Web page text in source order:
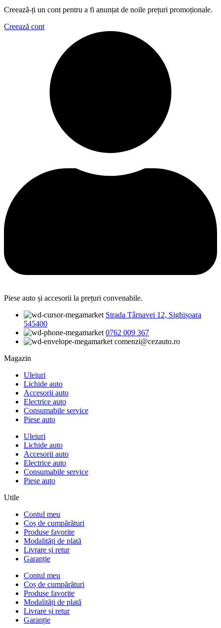
Creează-ți un cont pentru a fi anunțat de noile prețuri promoționale.
Creează cont
Piese auto și accesorii la prețuri convenabile.
Strada Târnavei 12, Sighișoara
545400
0762 009 367
comenzi@cezauto.ro
Magazin
Uleiuri
Lichide auto
Accesorii auto
Electrice auto
Consumabile service
Piese auto
Uleiuri
Lichide auto
Accesorii auto
Electrice auto
Consumabile service
Piese auto
Utile
Contul meu
Coș de cumpărături
Produse favorite
Modalități de plată
Livrare și retur
Garanție
Contul meu
Coș de cumpărături
Produse favorite
Modalități de plată
Livrare și retur
Garanție